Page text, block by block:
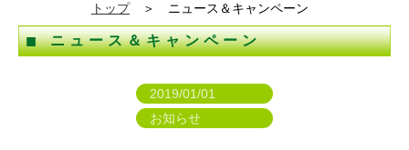
トップ＞ ニュース＆キャンペーン
ニュース＆キャンペーン
2019/01/01
お知らせ